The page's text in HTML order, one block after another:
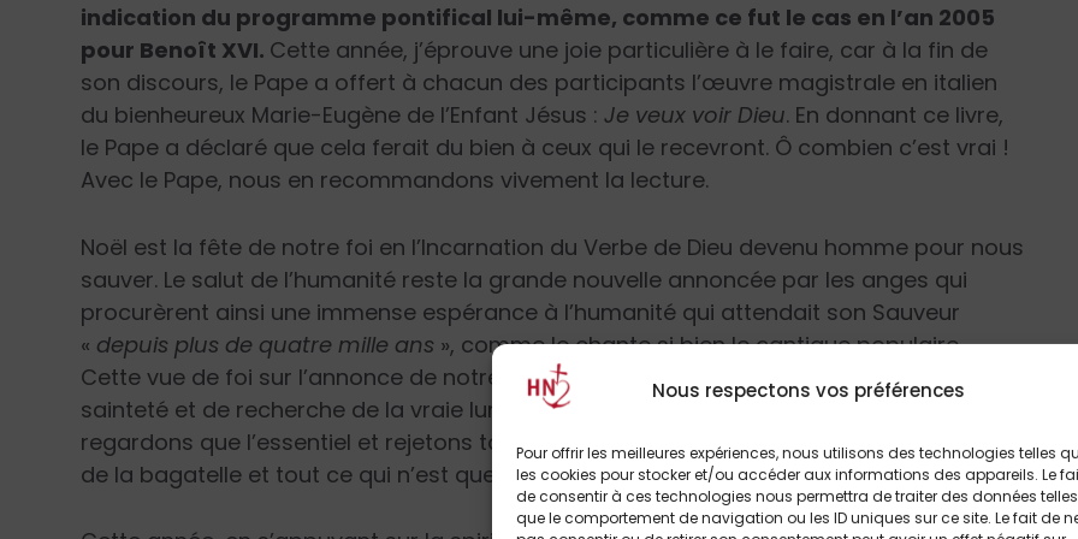
Nous respectons vos préférences
Pour offrir les meilleures expériences, nous utilisons des technologies telles
les cookies pour stocker et/ou accéder aux informations des appareils. Le
de consentir à ces technologies nous permettra de traiter des données telles
que le comportement de navigation ou les ID uniques sur ce site. Le fait de
indication du programme pontifical lui-même, comme ce fut le cas en l’an 2005
pour Benoît XVI. Cette année, j’éprouve une joie particulière à le faire, car à la fin de
son discours, le Pape a offert à chacun des participants l’œuvre magistrale en italien
du bienheureux Marie-Eugène de l’Enfant Jésus :Je veux voir Dieu. En donnant ce livre,
le Pape a déclaré que cela ferait du bien à ceux qui le recevront. Ô combien c’est vrai !
Avec le Pape, nous en recommandons vivement la lecture.
Noël est la fête de notre foi en l’Incarnation du Verbe de Dieu devenu homme pour nous
sauver. Le salut de l’humanité reste la grande nouvelle annoncée par les anges qui
procurèrent ainsi une immense espérance à l’humanité qui attendait son Sauveur
« depuis plus de quatre mille ans », comme le chante si bien le cantique populaire.
Cette vue de foi sur l’annonce de notre salut doit engendrer en nous de vrais désirs de
sainteté et de recherche de la vraie lumière, en un mot de la vérité qui est Jésus. Ne
regardons que l’essentiel et rejetons tout ce qui nous inclinerait à suivre la fascination
de la bagatelle et tout ce qui n’est que vanité.